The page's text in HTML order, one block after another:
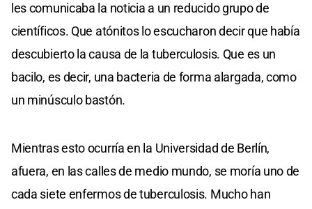
les comunicaba la noticia a un reducido grupo de
científicos. Que atónitos lo escucharon decir que había
descubierto la causa de la tuberculosis. Que es un
bacilo, es decir, una bacteria de forma alargada, como
un minúsculo bastón.
Mientras esto ocurría en la Universidad de Berlín,
afuera, en las calles de medio mundo, se moría uno de
cada siete enfermos de tuberculosis. Mucho han